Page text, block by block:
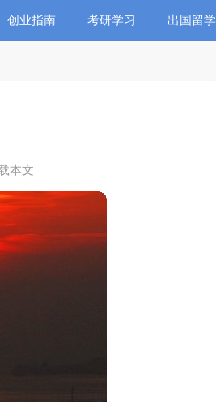
创业指南 考研学习 出国留学
本文